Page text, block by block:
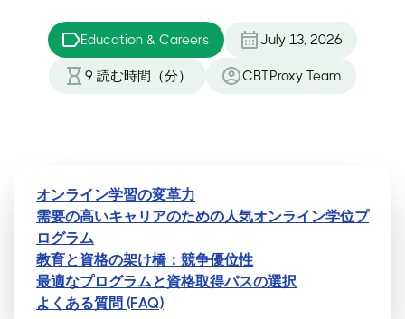
Education & Careers July 13, 2026
9 読む時間（分） CBTProxy Team
オンライン学習の変革力
需要の高いキャリアのための人気オンライン学位プ
ログラム
教育と資格の架け橋：競争優位性
最適なプログラムと資格取得パスの選択
よくある質問 (FAQ)